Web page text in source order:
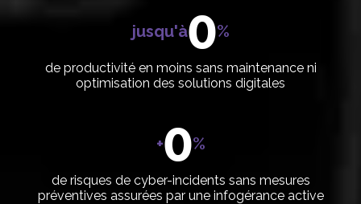
jusqu'à0%
de productivité en moins sans maintenance ni
optimisation des solutions digitales
+0%
de risques de cyber-incidents sans mesures
préventives assurées par une infogérance active